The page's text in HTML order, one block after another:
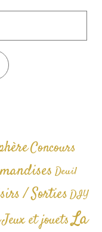
Concours
Deuil
/ SortiesDIY
Jeux et jouetsLa